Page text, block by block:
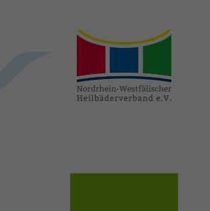
heilbaeder.de